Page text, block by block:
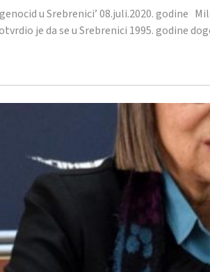
genocid u Srebrenici’ 08.juli.2020. godine
je da se u Srebrenici 1995. godine